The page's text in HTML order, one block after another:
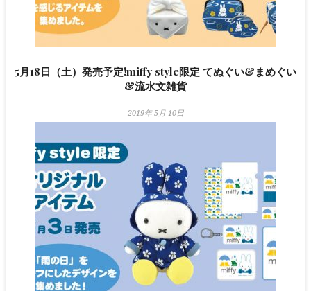
5月18日（土）発売予定!miffy style限定 てぬぐい&まめぐい
&流水文雑貨
2019年 5月 10日